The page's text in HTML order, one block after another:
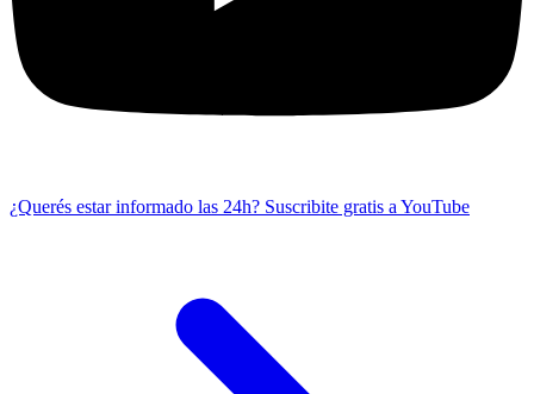
¿Querés estar informado las 24h? Suscribite gratis a YouTube